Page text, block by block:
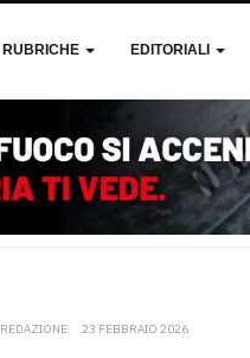
RUBRICHE EDITORIALI
REDAZIONE 23 FEBBRAIO 2026